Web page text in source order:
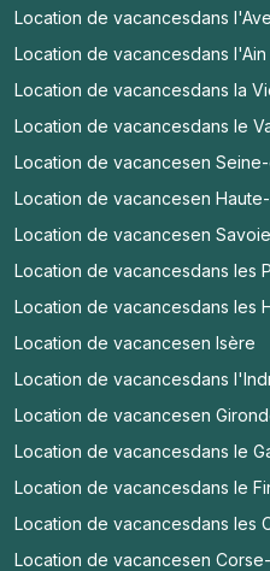
Location de vacancesdans
Location de vacancesdans l'Ain
Location de vacancesdans la
Location de vacancesdans le
Location de vacancesen
Location de vacancesen
Location de vacancesen Savoie
Location de vacancesdans les
Location de vacancesdans les
Location de vacancesen Isère
Location de vacancesdans
Location de vacancesen
Location de vacancesdans le
Location de vacancesdans le
Location de vacancesdans les
Location de vacancesen